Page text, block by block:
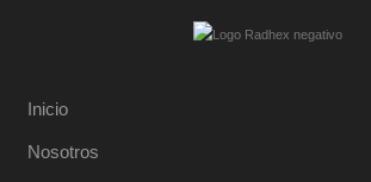
Inicio
Nosotros